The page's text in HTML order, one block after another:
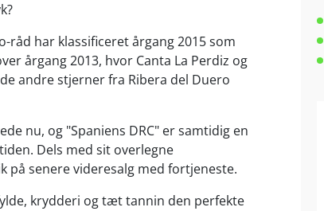
råd har klassificeret årgang 2015 som
årgang 2013, hvor Canta La Perdiz og
andre stjerner fra Ribera del Duero
nu, og "Spaniens DRC" er samtidig en
Dels med sit overlegne
på senere videresalg med fortjeneste.
krydderi og tæt tannin den perfekte